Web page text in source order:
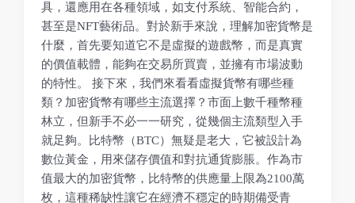
具，還應用在各種領域，如支付系統、智能合約，
甚至是NFT藝術品。對於新手來說，理解加密貨幣是
什麼，首先要知道它不是虛擬的遊戲幣，而是真實
的價值載體，能夠在交易所買賣，並擁有市場波動
的特性。 接下來，我們來看看虛擬貨幣有哪些種
類？加密貨幣有哪些主流選擇？市面上數千種幣種
林立，但新手不必一一研究，從幾個主流類型入手
就足夠。比特幣（BTC）無疑是老大，它被設計為
數位黃金，用來儲存價值和對抗通貨膨脹。作為市
值最大的加密貨幣，比特幣的供應量上限為2100萬
枚，這種稀缺性讓它在經濟不穩定的時期備受青